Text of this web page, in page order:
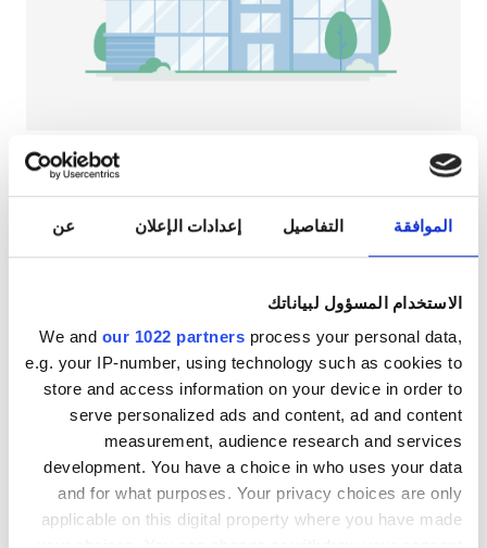
الموافقة التفاصيل إعدادات الإعلان عن
الاستخدام المسؤول لبياناتك
We and our 1022 partners process your personal data,
e.g. your IP-number, using technology such as cookies to
store and access information on your device in order to
serve personalized ads and content, ad and content
measurement, audience research and services
development. You have a choice in who uses your data
and for what purposes. Your privacy choices are only
applicable on this digital property where you have made
NephroPlus at Shirdi Sai Hospital
لكل علاج
غسيل الدم ٧٩ €
غسيل وترشيح الدم ٨٩ €
حجز مبدئي